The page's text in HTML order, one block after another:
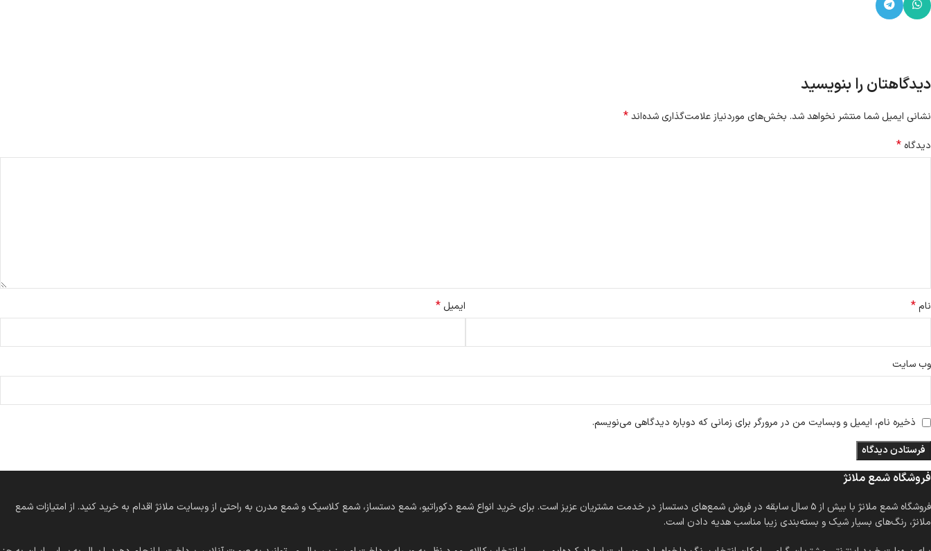
دیدگاهتان را بنویسید
نشانی ایمیل شما منتشر نخواهد شد. بخش‌های موردنیاز علامت‌گذاری شده‌اند*
دیدگاه *
نام* ایمیل *
وب‌ سایت
ذخیره نام، ایمیل و وبسایت من در مرورگر برای زمانی که دوباره دیدگاهی می‌نویسم.
فروشگاه شمع ملانژ
فروشگاه شمع ملانژ با بیش از ۵ سال سابقه در فروش شمع‌های دستساز در خدمت مشتریان عزیز است. برای خرید انواع شمع دکوراتیو، شمع دستساز، شمع کلاسیک و شمع مدرن به راحتی از وبسایت ملانژ اقدام به خرید کنید. از امتیازات شمع
ملانژ، رنگ‌های بسیار شیک و بسته‌بندی زیبا مناسب هدیه دادن است.